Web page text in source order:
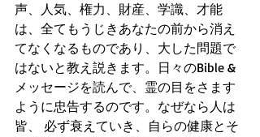
声、人気、権力、財産、学識、才能
は、全てもうじきあなたの前から消え
てなくなるものであり、大した問題で
はないと教え説きます。日々のBible &
メッセージを読んで、霊の目をさます
ように忠告するのです。なぜなら人は
皆、 必ず衰えていき、自らの健康とそ